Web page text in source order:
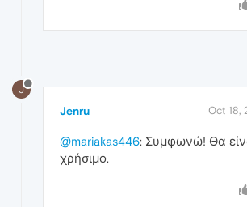
J
Jenru Oct 18,
@mariakas446: Συμφωνώ! Θα
χρήσιμο.